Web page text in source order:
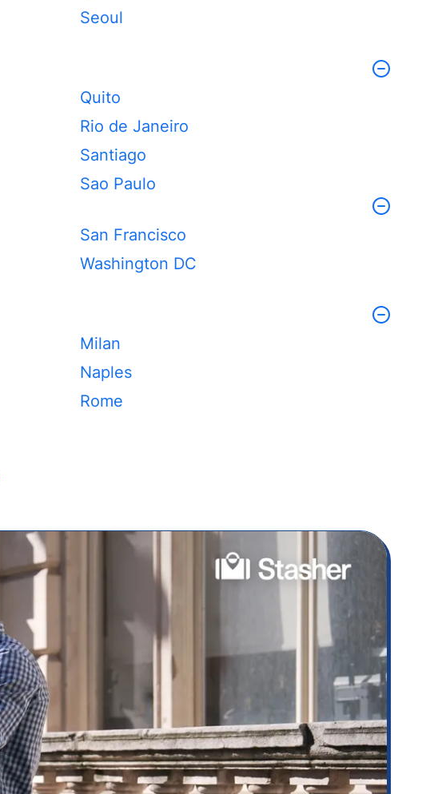
Seoul
Quito
Rio de Janeiro
Santiago
Sao Paulo
San Francisco
Washington DC
Milan
Naples
Rome